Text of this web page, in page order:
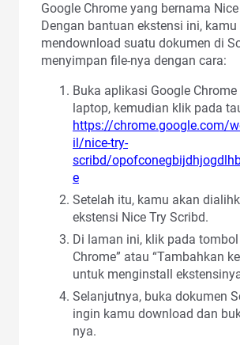
Google Chrome yang bernama
Dengan bantuan ekstensi ini,
mendownload suatu dokumen di
menyimpan file-nya dengan cara:
Buka aplikasi Google Chrome
laptop, kemudian klik pada
https://chrome.google.com/
il/nice-try-
scribd/
e
Setelah itu, kamu akan
ekstensi Nice Try Scribd.
Di laman ini, klik pada tombol
Chrome” atau “Tambahkan
untuk menginstall
Selanjutnya, buka dokumen
ingin kamu download dan
nya.